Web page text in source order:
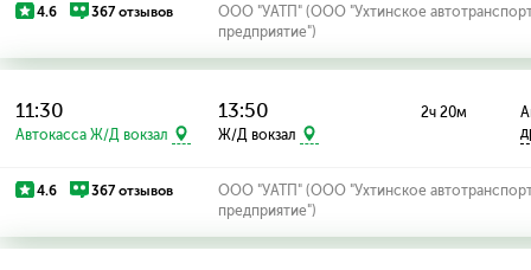
4.6 367 отзывов
ООО "УАТП" (ООО "Ухтинское
предприятие")
11:30
Автокасса Ж/Д вокзал
13:50
Ж/Д вокзал
2ч 20м
4.6 367 отзывов
ООО "УАТП" (ООО "Ухтинское
предприятие")